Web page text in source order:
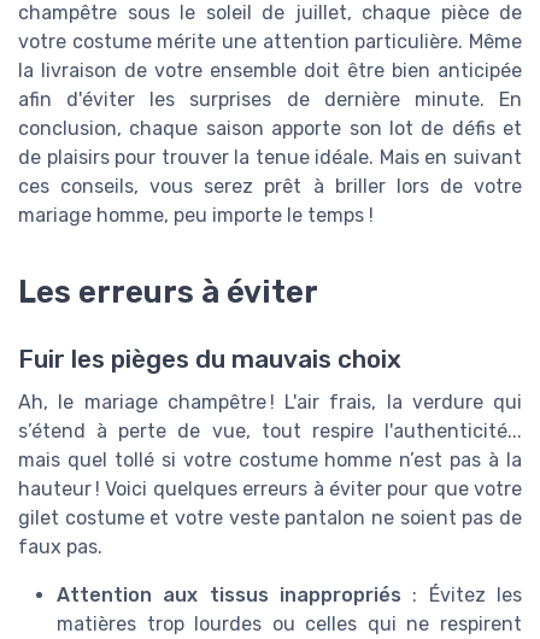
champêtre sous le soleil de juillet, chaque pièce de
votre costume mérite une attention particulière. Même
la livraison de votre ensemble doit être bien anticipée
afin d'éviter les surprises de dernière minute. En
conclusion, chaque saison apporte son lot de défis et
de plaisirs pour trouver la tenue idéale. Mais en suivant
ces conseils, vous serez prêt à briller lors de votre
mariage homme, peu importe le temps !
Les erreurs à éviter
Fuir les pièges du mauvais choix
Ah, le mariage champêtre ! L'air frais, la verdure qui
s’étend à perte de vue, tout respire l'authenticité...
mais quel tollé si votre costume homme n’est pas à la
hauteur ! Voici quelques erreurs à éviter pour que votre
gilet costume et votre veste pantalon ne soient pas de
faux pas.
Attention aux tissus inappropriés : Évitez les
matières trop lourdes ou celles qui ne respirent